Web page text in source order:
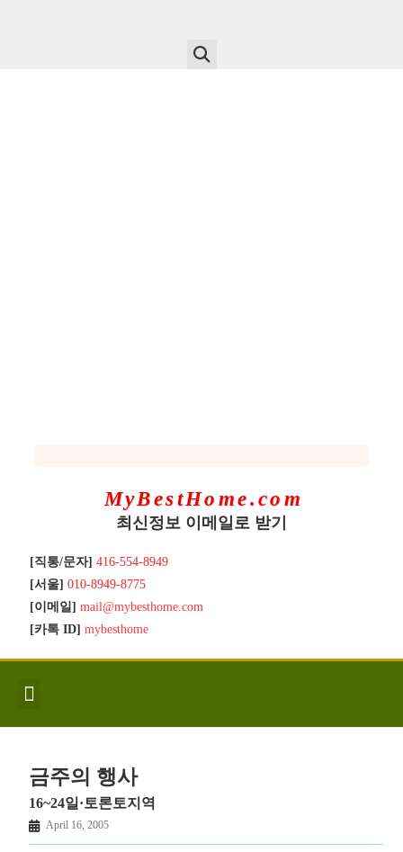
MyBestHome.com
최신정보 이메일로 받기
[직통/문자] 416-554-8949
[서울] 010-8949-8775
[이메일] mail@mybesthome.com
[카톡 ID] mybesthome
금주의 행사
16~24일·토론토지역
April 16, 2005